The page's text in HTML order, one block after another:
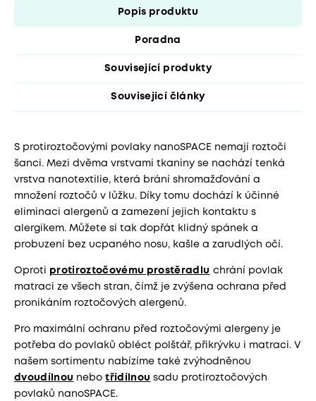
Popis produktu
Poradna
Související produkty
Související články
S protiroztočovými povlaky nanoSPACE nemají roztoči
šanci. Mezi dvěma vrstvami tkaniny se nachází tenká
vrstva nanotextilie, která brání shromažďování a
množení roztočů v lůžku. Díky tomu dochází k účinné
eliminaci alergenů a zamezení jejich kontaktu s
alergikem. Můžete si tak dopřát klidný spánek a
probuzení bez ucpaného nosu, kašle a zarudlých očí.
Oproti protiroztočovému prostěradlu chrání povlak
matraci ze všech stran, čímž je zvýšena ochrana před
pronikáním roztočových alergenů.
Pro maximální ochranu před roztočovými alergeny je
potřeba do povlaků obléct polštář, přikrývku i matraci. V
našem sortimentu nabízíme také zvýhodněnou
dvoudílnou nebotřídílnou sadu protiroztočových
povlaků nanoSPACE.